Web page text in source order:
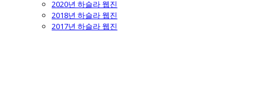
2020년 하슬라 웹진
2018년 하슬라 웹진
2017년 하슬라 웹진